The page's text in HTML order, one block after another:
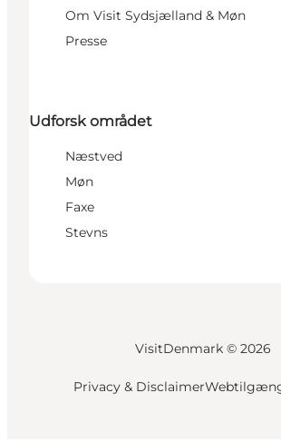
Om Visit Sydsjælland & Møn
Presse
Udforsk området
Næstved
Møn
Faxe
Stevns
VisitDenmark © 2026
Privacy & Disclaimer